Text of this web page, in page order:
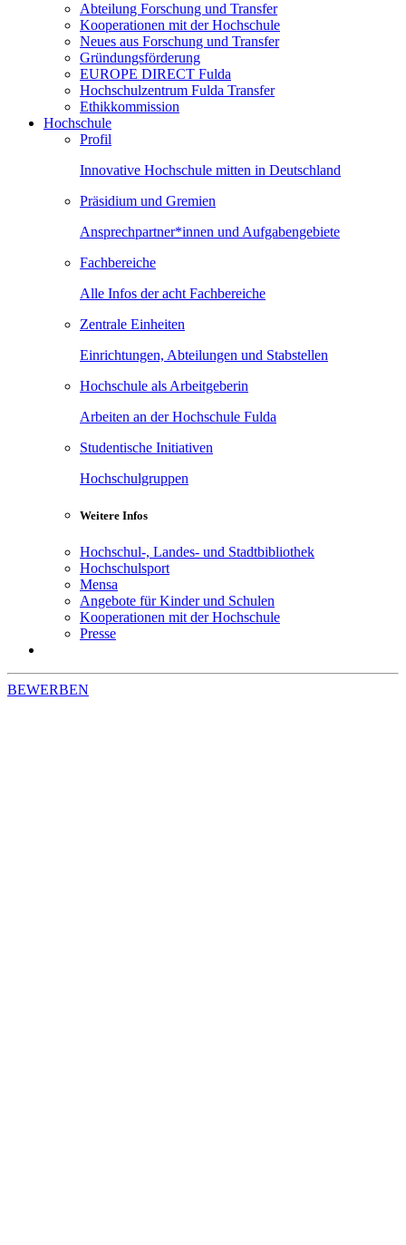
Abteilung Forschung und Transfer
Kooperationen mit der Hochschule
Neues aus Forschung und Transfer
Gründungsförderung
EUROPE DIRECT Fulda
Hochschulzentrum Fulda Transfer
Ethikkommission
Hochschule
Profil
Innovative Hochschule mitten in Deutschland
Präsidium und Gremien
Ansprechpartner*innen und Aufgabengebiete
Fachbereiche
Alle Infos der acht Fachbereiche
Zentrale Einheiten
Einrichtungen, Abteilungen und Stabstellen
Hochschule als Arbeitgeberin
Arbeiten an der Hochschule Fulda
Studentische Initiativen
Hochschulgruppen
Weitere Infos
Hochschul-, Landes- und Stadtbibliothek
Hochschulsport
Mensa
Angebote für Kinder und Schulen
Kooperationen mit der Hochschule
Presse
BEWERBEN